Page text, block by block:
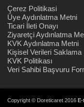
Çerez Politikasi
Üye Aydınlatma Metni
Ticari İleti Onayı
Ziyaretçi Aydınlatma
KVK Aydınlatma Metni
Kişisel Verileri Saklama
KVK Politikası
Veri Sahibi Başvuru
Copyright © Doreticaret 2016 E-